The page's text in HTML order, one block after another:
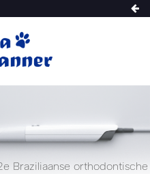
Braziliaanse orthodontische